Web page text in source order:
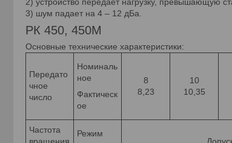
3) шум падает на 4 – 12 дБа.
РК 450, 450М
Основные технические характеристики:
Передато
чное
число
Номиналь
ное
Фактическ
ое
8
8,23
10
10,35
Частота
Режим